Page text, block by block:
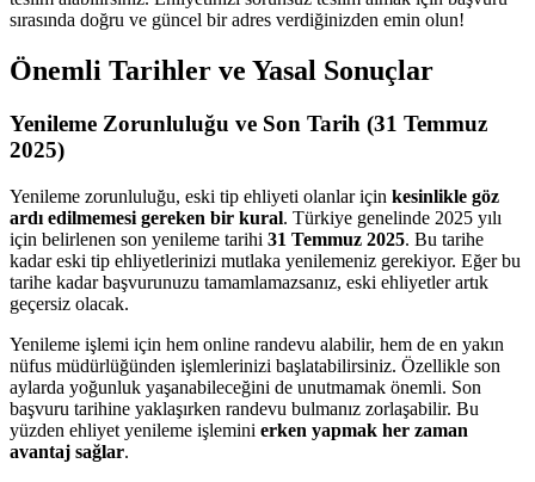
sırasında doğru ve güncel bir adres verdiğinizden emin olun!
Önemli Tarihler ve Yasal Sonuçlar
Yenileme Zorunluluğu ve Son Tarih (31 Temmuz
2025)
Yenileme zorunluluğu, eski tip ehliyeti olanlar için kesinlikle göz
ardı edilmemesi gereken bir kural. Türkiye genelinde 2025 yılı
için belirlenen son yenileme tarihi 31 Temmuz 2025. Bu tarihe
kadar eski tip ehliyetlerinizi mutlaka yenilemeniz gerekiyor. Eğer bu
tarihe kadar başvurunuzu tamamlamazsanız, eski ehliyetler artık
geçersiz olacak.
Yenileme işlemi için hem online randevu alabilir, hem de en yakın
nüfus müdürlüğünden işlemlerinizi başlatabilirsiniz. Özellikle son
aylarda yoğunluk yaşanabileceğini de unutmamak önemli. Son
başvuru tarihine yaklaşırken randevu bulmanız zorlaşabilir. Bu
yüzden ehliyet yenileme işlemini erken yapmak her zaman
avantaj sağlar.